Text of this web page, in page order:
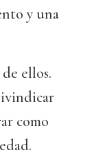
y una
ellos.
como